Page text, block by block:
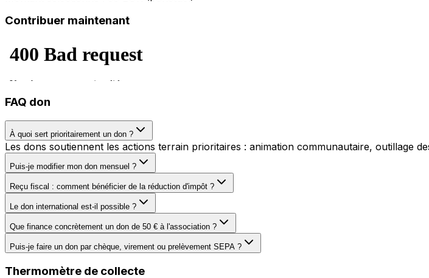
Contribuer maintenant
FAQ don
À quoi sert prioritairement un don ?
Les dons soutiennent les actions terrain prioritaires : animation communautaire, outillage
Puis-je modifier mon don mensuel ?
Reçu fiscal : comment bénéficier de la réduction d'impôt ?
Le don international est-il possible ?
Que finance concrètement un don de 50 € à l'association ?
Puis-je faire un don par chèque, virement ou prelèvement SEPA ?
Thermomètre de collecte